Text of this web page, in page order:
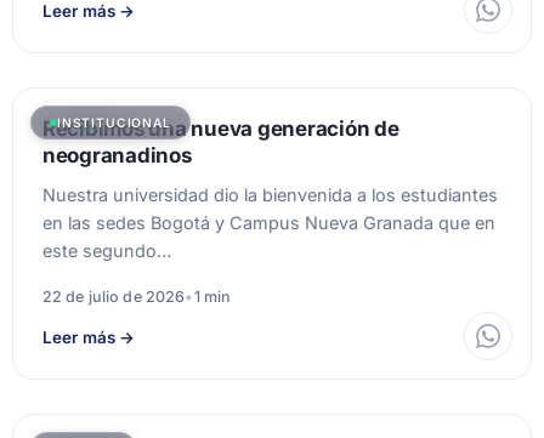
Leer más →
INSTITUCIONAL
Recibimos una nueva generación de
neogranadinos
Nuestra universidad dio la bienvenida a los estudiantes
en las sedes Bogotá y Campus Nueva Granada que en
este segundo…
22 de julio de 2026• 1 min
Leer más →